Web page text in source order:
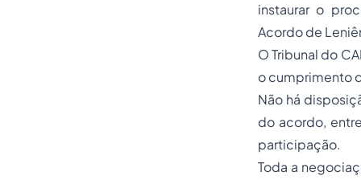
instaurar o
Acordo de
O Tribunal do
o cumprimento
Não há
do acordo,
participação.
Toda a